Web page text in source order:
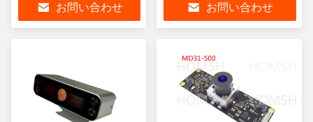
お問い合わせ
お問い合わせ